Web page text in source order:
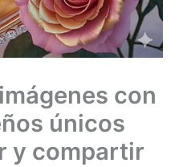
con
únicos
y compartir